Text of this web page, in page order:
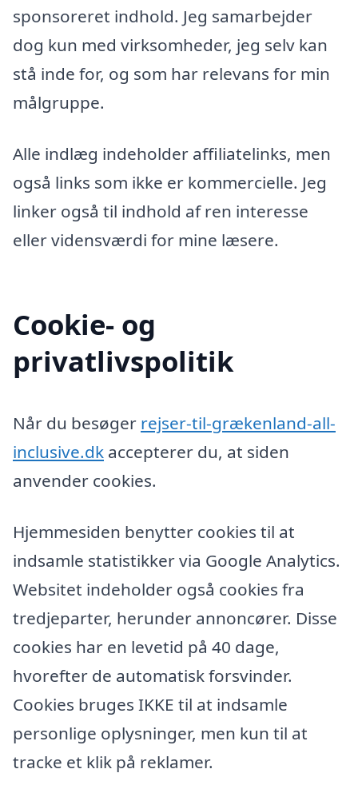
sponsoreret indhold. Jeg samarbejder
dog kun med virksomheder, jeg selv kan
stå inde for, og som har relevans for min
målgruppe.
Alle indlæg indeholder affiliatelinks, men
også links som ikke er kommercielle. Jeg
linker også til indhold af ren interesse
eller vidensværdi for mine læsere.
Cookie- og
privatlivspolitik
Når du besøger rejser-til-grækenland-all-
inclusive.dk accepterer du, at siden
anvender cookies.
Hjemmesiden benytter cookies til at
indsamle statistikker via Google Analytics.
Websitet indeholder også cookies fra
tredjeparter, herunder annoncører. Disse
cookies har en levetid på 40 dage,
hvorefter de automatisk forsvinder.
Cookies bruges IKKE til at indsamle
personlige oplysninger, men kun til at
tracke et klik på reklamer.